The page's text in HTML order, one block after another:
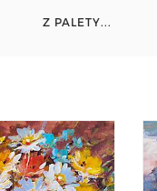
Z PALETY...